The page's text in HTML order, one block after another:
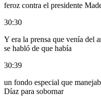
feroz contra el presidente
30:30
Y era la prensa que venía del
se habló de que había
30:39
un fondo especial que
Díaz para sobornar